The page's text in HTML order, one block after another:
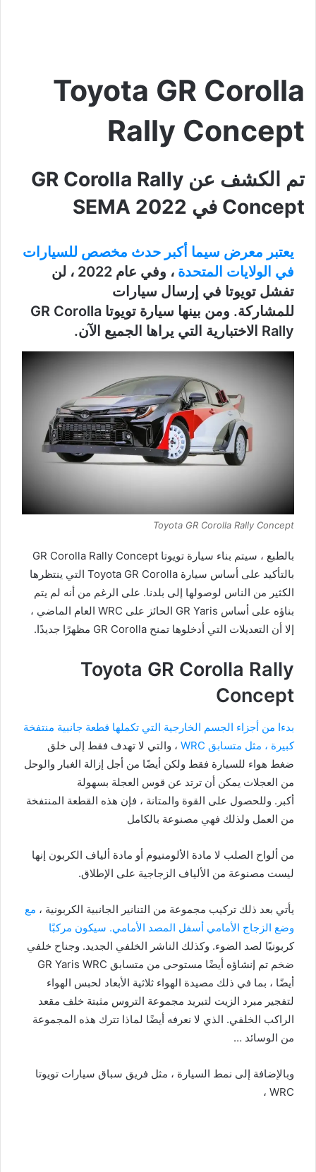
Toyota GR Corolla
Rally Concept
تم الكشف عن GR Corolla Rally
Concept في SEMA 2022
يعتبر معرض سيما أكبر حدث مخصص للسيارات
في الولايات المتحدة
، وفي عام 2022 ، لن
تفشل تويوتا في إرسال سيارات
للمشاركة. ومن بينها سيارة تويوتا GR Corolla
Rally الاختبارية التي يراها الجميع الآن.
Toyota GR Corolla Rally Concept
بالطبع ، سيتم بناء سيارة تويوتا GR Corolla Rally Concept
بالتأكيد على أساس سيارة Toyota GR Corolla التي ينتظرها
الكثير من الناس لوصولها إلى بلدنا. على الرغم من أنه لم يتم
بناؤه على أساس GR Yaris الحائز على WRC العام الماضي ،
إلا أن التعديلات التي أدخلوها تمنح GR Corolla مظهرًا جديدًا.
Toyota GR Corolla Rally
Concept
بدءا من أجزاء الجسم الخارجية التي تكملها قطعة جانبية منتفخة
كبيرة ، مثل متسابق WRC
، والتي لا تهدف فقط إلى خلق
ضغط هواء للسيارة فقط ولكن أيضًا من أجل إزالة الغبار والوحل
من العجلات يمكن أن ترتد عن قوس العجلة بسهولة
أكبر. وللحصول على القوة والمتانة ، فإن هذه القطعة المنتفخة
من العمل ولذلك فهي مصنوعة بالكامل
من ألواح الصلب لا مادة الألومنيوم أو مادة ألياف الكربون إنها
ليست مصنوعة من الألياف الزجاجية على الإطلاق.
يأتي بعد ذلك تركيب مجموعة من التنانير الجانبية الكربونية ، مع
وضع الزجاج الأمامي أسفل المصد الأمامي. سيكون مركبًا
كربونيًا لصد الضوء. وكذلك الناشر الخلفي الجديد. وجناح خلفي
ضخم تم إنشاؤه أيضًا مستوحى من متسابق GR Yaris WRC
أيضًا ، بما في ذلك مصيدة الهواء ثلاثية الأبعاد لحبس الهواء
لتفجير مبرد الزيت لتبريد مجموعة التروس مثبتة خلف مقعد
الراكب الخلفي. الذي لا نعرفه أيضًا لماذا تترك هذه المجموعة
من الوسائد …
وبالإضافة إلى نمط السيارة ، مثل فريق سباق سيارات تويوتا
WRC ،